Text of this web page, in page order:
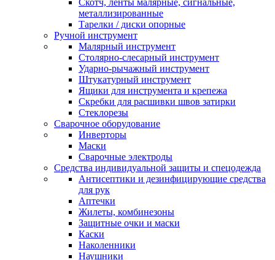
Скотч, ленты малярные, сигнальные,
металлизированные
Тарелки / диски опорные
Ручной инструмент
Малярный инструмент
Столярно-слесарный инструмент
Ударно-рычажный инструмент
Штукатурный инструмент
Ящики для инструмента и крепежа
Скребки для расшивки швов затирки
Стеклорезы
Сварочное оборудование
Инверторы
Маски
Сварочные электроды
Средства индивидуальной защиты и спецодежда
Антисептики и дезинфицирующие средства
для рук
Аптечки
Жилеты, комбинезоны
Защитные очки и маски
Каски
Наколенники
Наушники